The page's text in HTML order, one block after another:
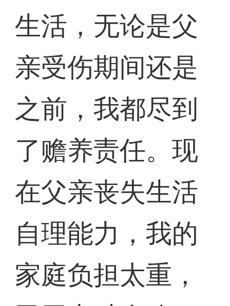
生活，无论是父
亲受伤期间还是
之前，我都尽到
了赡养责任。现
在父亲丧失生活
自理能力，我的
家庭负担太重，